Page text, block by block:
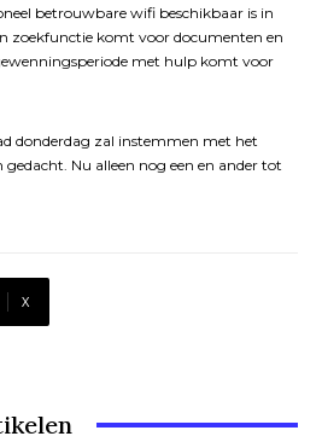
betrouwbare wifi beschikbaar is in
zoekfunctie komt voor documenten en
met hulp komt voor
donderdag zal instemmen met het
Nu alleen nog een en ander tot
X